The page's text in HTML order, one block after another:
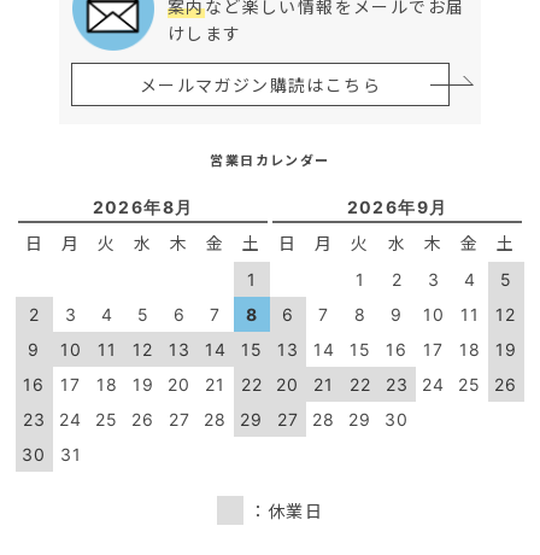
案内など楽しい情報をメールでお届
けします
メールマガジン購読はこちら
営業日カレンダー
2026年8月
日 月 火 水 木 金 土
1
2
3 4 5 6 7
8
9
10 11 12 13 14
15
16
17 18 19 20 21
22
23
24 25 26 27 28
29
30
31
2026年9月
日 月 火 水 木 金 土
1 2 3 4
5
6
7 8 9 10 11
12
13
14 15 16 17 18
19
20
21 22 23 24 25
26
27
28 29 30
：休業日